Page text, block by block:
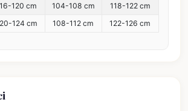
120 cm 104-108 cm
118-122 cm
124 cm 108-112 cm 122-126 cm